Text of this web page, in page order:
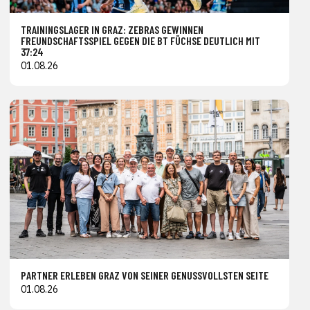
TRAININGSLAGER IN GRAZ: ZEBRAS GEWINNEN
FREUNDSCHAFTSSPIEL GEGEN DIE BT FÜCHSE DEUTLICH MIT
37:24
01.08.26
PARTNER ERLEBEN GRAZ VON SEINER GENUSSVOLLSTEN SEITE
01.08.26